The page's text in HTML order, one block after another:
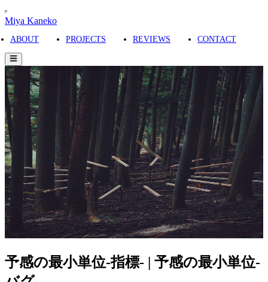
Miya Kaneko
ABOUT PROJECTS REVIEWS CONTACT
予感の最小単位-指標- | 予感の最小単位-